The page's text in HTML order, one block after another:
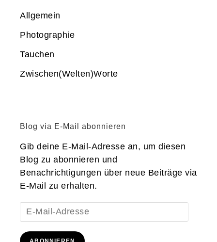
Allgemein
Photographie
Tauchen
Zwischen(Welten)Worte
Blog via E-Mail abonnieren
Gib deine E-Mail-Adresse an, um diesen
Blog zu abonnieren und
Benachrichtigungen über neue Beiträge via
E-Mail zu erhalten.
E-
Mail-
Adresse